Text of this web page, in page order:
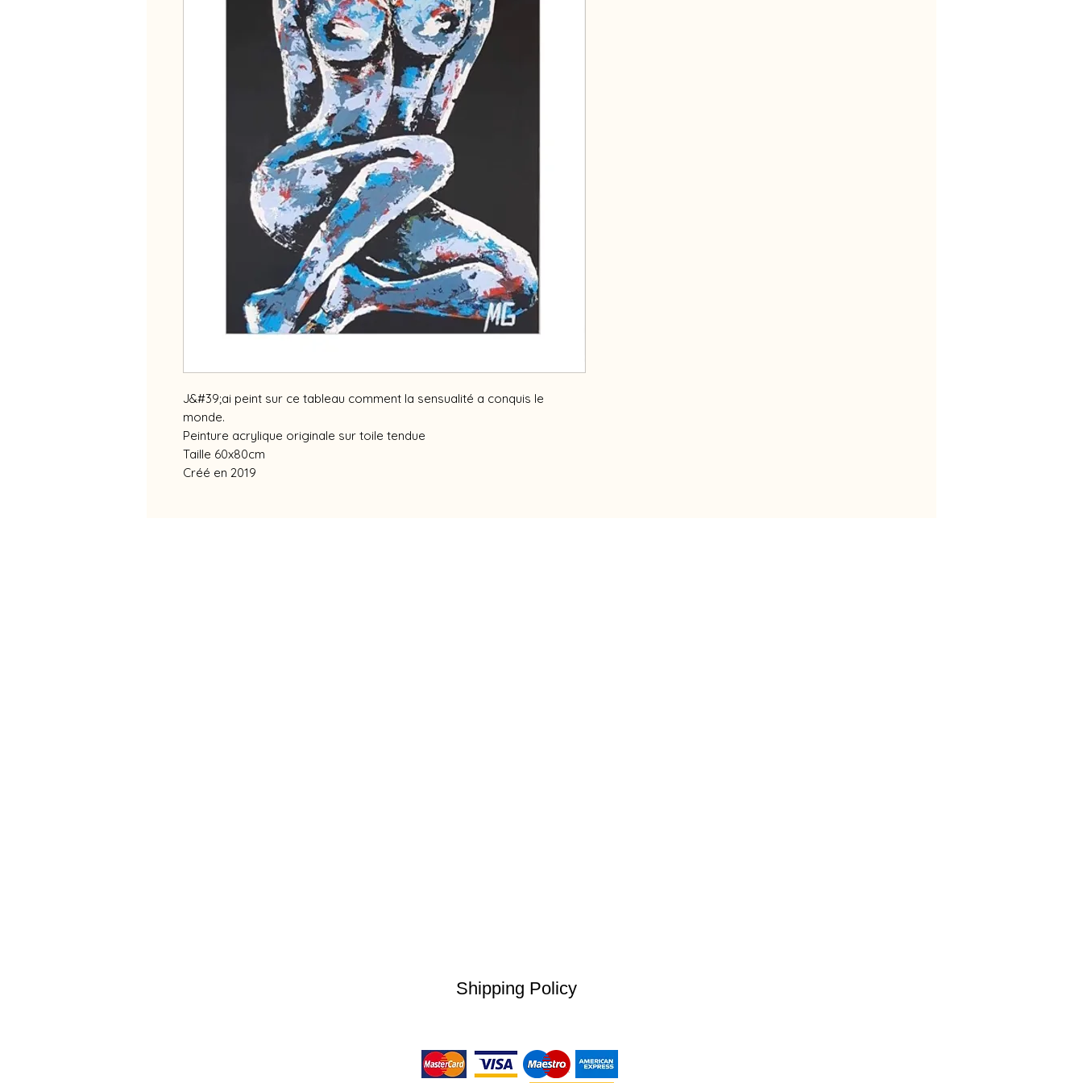
J&#39;ai peint sur ce tableau comment la sensualité a conquis le
monde.
Peinture acrylique originale sur toile tendue
Taille 60x80cm
Créé en 2019
Shipping Policy